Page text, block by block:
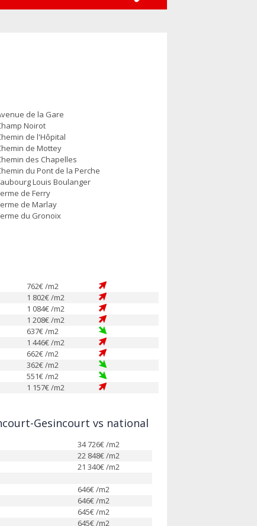
de la Gare
Noirot
de l'Hôpital
de Mottey
des Chapelles
du Pont de la Perche
Louis Boulanger
de Ferry
de Marlay
du Gronoix
762€ /m2
1 802€ /m2
1 084€ /m2
1 208€ /m2
637€ /m2
1 446€ /m2
662€ /m2
362€ /m2
551€ /m2
1 157€ /m2
Gesincourt vs national
34 726€ /m2
22 848€ /m2
21 340€ /m2
646€ /m2
646€ /m2
645€ /m2
645€ /m2